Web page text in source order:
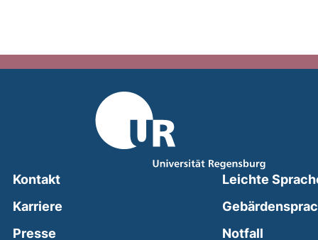
Kontakt
Karriere
Presse
Leichte
Notfall